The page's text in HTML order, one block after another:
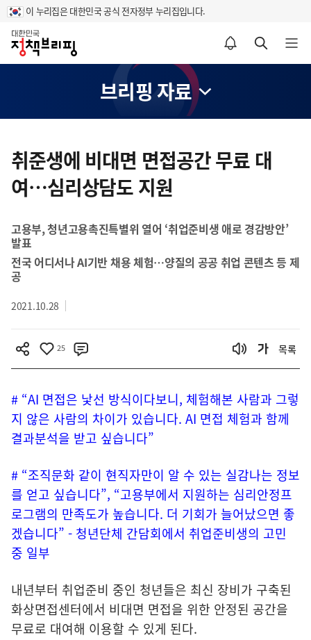
이 누리집은 대한민국 공식 전자정부 누리집입니다.
홈
알림설정 바로가기 검색 바로가기 메뉴 열기
브리핑 자료
텐
츠
영
취준생에 비대면 면접공간 무료 대
여…심리상담도 지원
고용부, 청년고용촉진특별위 열어 ‘취업준비생 애로 경감방안’
발표
전국 어디서나 AI기반 채용 체험…양질의 공공 취업 콘텐츠 등 제
공
2021.10.28
25 목록
# “AI 면접은 낯선 방식이다보니, 체험해본 사람과 그렇
지 않은 사람의 차이가 있습니다. AI 면접 체험과 함께
결과분석을 받고 싶습니다”
# “조직문화 같이 현직자만이 알 수 있는 실감나는 정보
를 얻고 싶습니다”, “고용부에서 지원하는 심리안정프
로그램의 만족도가 높습니다. 더 기회가 늘어났으면 좋
겠습니다” - 청년단체 간담회에서 취업준비생의 고민
중 일부
내년부터 취업준비 중인 청년들은 최신 장비가 구축된
화상면접센터에서 비대면 면접을 위한 안정된 공간을
무료로 대여해 이용할 수 있게 된다.